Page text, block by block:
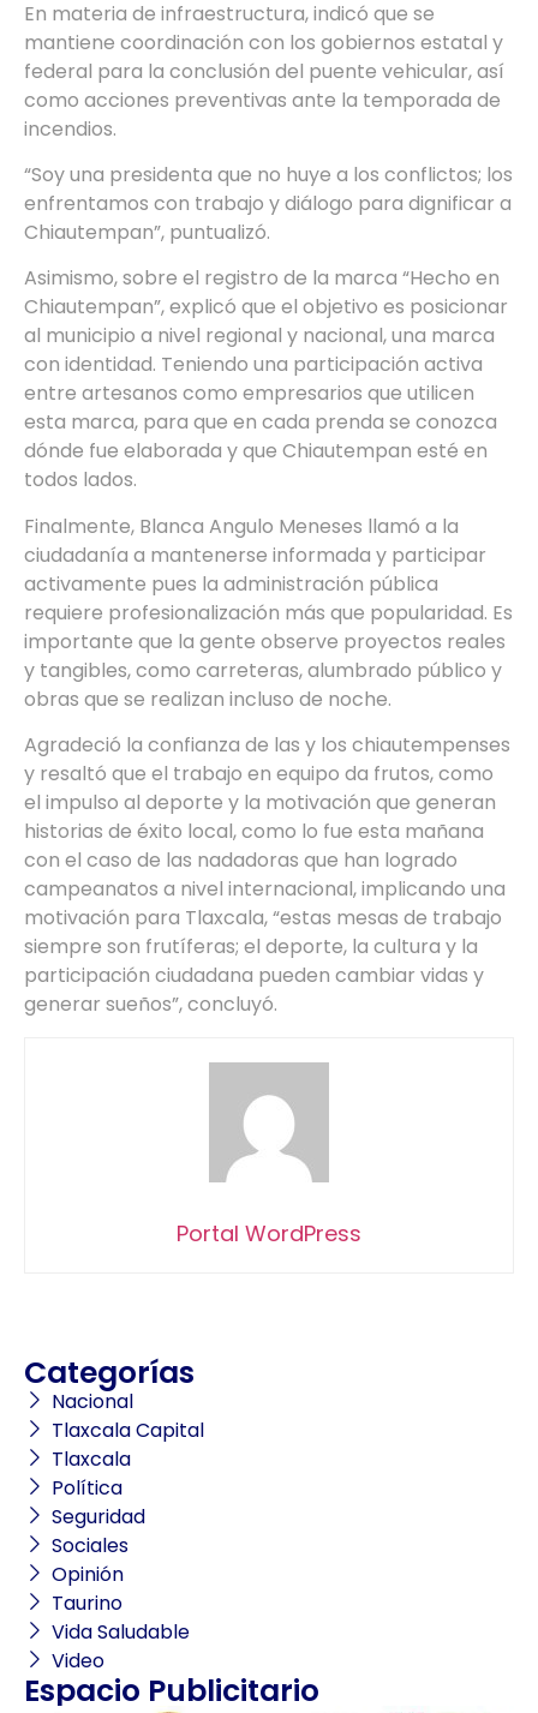
En materia de infraestructura, indicó que se
mantiene coordinación con los gobiernos estatal y
federal para la conclusión del puente vehicular, así
como acciones preventivas ante la temporada de
incendios.
“Soy una presidenta que no huye a los conflictos; los
enfrentamos con trabajo y diálogo para dignificar a
Chiautempan”, puntualizó.
Asimismo, sobre el registro de la marca “Hecho en
Chiautempan”, explicó que el objetivo es posicionar
al municipio a nivel regional y nacional, una marca
con identidad. Teniendo una participación activa
entre artesanos como empresarios que utilicen
esta marca, para que en cada prenda se conozca
dónde fue elaborada y que Chiautempan esté en
todos lados.
Finalmente, Blanca Angulo Meneses llamó a la
ciudadanía a mantenerse informada y participar
activamente pues la administración pública
requiere profesionalización más que popularidad. Es
importante que la gente observe proyectos reales
y tangibles, como carreteras, alumbrado público y
obras que se realizan incluso de noche.
Agradeció la confianza de las y los chiautempenses
y resaltó que el trabajo en equipo da frutos, como
el impulso al deporte y la motivación que generan
historias de éxito local, como lo fue esta mañana
con el caso de las nadadoras que han logrado
campeanatos a nivel internacional, implicando una
motivación para Tlaxcala, “estas mesas de trabajo
siempre son frutíferas; el deporte, la cultura y la
participación ciudadana pueden cambiar vidas y
generar sueños”, concluyó.
Portal WordPress
Categorías
Nacional
Tlaxcala Capital
Tlaxcala
Política
Seguridad
Sociales
Opinión
Taurino
Vida Saludable
Video
Espacio Publicitario